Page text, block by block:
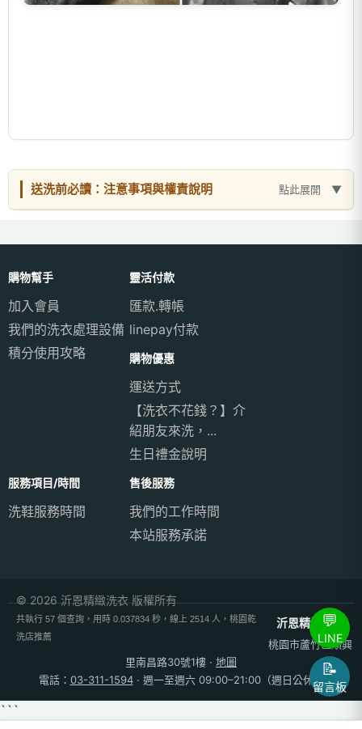
送洗前必讀：注意事項與權責說明 點此展開
購物幫手
加入會員
我們的洗衣處理設備
積分使用攻略
靈活付款
匯款.轉帳
linepay付款
購物優惠
運送方式
【洗衣不花錢？】介
紹朋友來洗，...
生日禮金說明
服務項目/時間
洗鞋服務時間
售後服務
我們的工作時間
本站服務承諾
© 2026 沂恩精緻洗衣 版權所有
共執行 57 個查詢，用時 0.037834 秒，線上 2514 人，桃園乾
洗店推薦
沂恩精緻洗衣
桃園市蘆竹區順興
里南昌路30號1樓 · 地圖
電話： 03-311-1594· 週一至週六 09:00–21:00（週日公休）
💬
LINE
📝
留言板
```